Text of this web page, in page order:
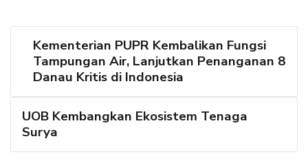
Kementerian PUPR Kembalikan Fungsi
Tampungan Air, Lanjutkan Penanganan 8
Danau Kritis di Indonesia
UOB Kembangkan Ekosistem Tenaga
Surya